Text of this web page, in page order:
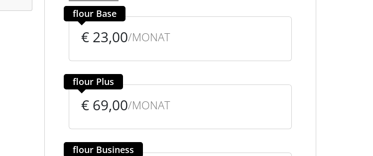
flour Base
€ 23,00/MONAT
flour Plus
€ 69,00/MONAT
flour Business